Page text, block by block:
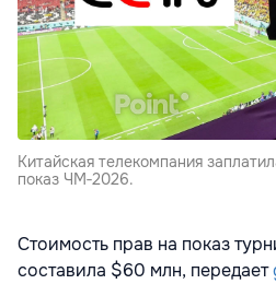
Китайская телекомпания
показ ЧМ‑2026.
Стоимость прав на показ
составила $60 млн, передает